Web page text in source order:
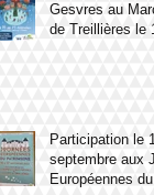
Gesvres au
de Treillières le
Participation le
septembre aux
Européennes